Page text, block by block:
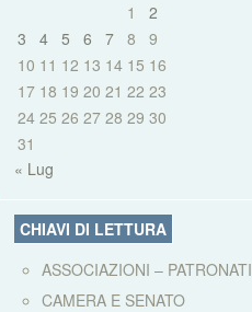
1
2
3
4 5 6 7 8
9
10 11 12 13 14 15 16
17 18 19 20 21 22 23
24 25 26 27 28 29 30
31
« Lug
CHIAVI DI LETTURA
ASSOCIAZIONI – PATRONATI
CAMERA E SENATO